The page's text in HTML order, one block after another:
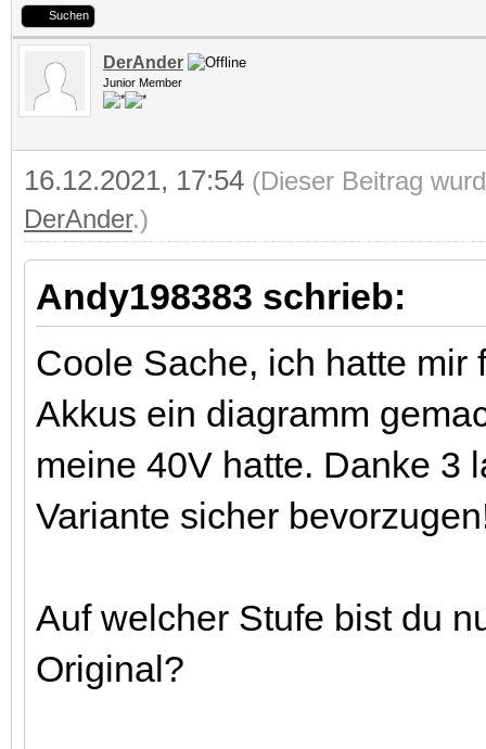
Suchen
DerAnder
Junior Member
16.12.2021, 17:54 (Dieser Beitrag
DerAnder.)
Andy198383 schrieb:
Coole Sache, ich hatte
Akkus ein diagramm
meine 40V hatte. Danke 3
Variante sicher
Auf welcher Stufe bist du
Original?